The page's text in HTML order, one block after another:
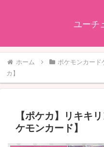
ユーチ
ホーム ポケモンカード
カ】
【ポケカ】リキキ
ケモンカード】